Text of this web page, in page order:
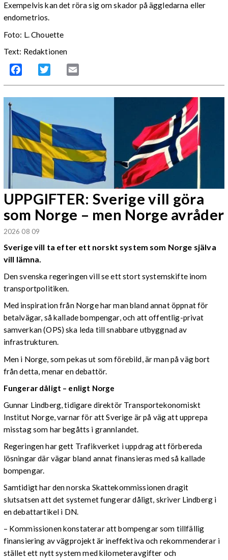
Exempelvis kan det röra sig om skador på äggledarna eller
endometrios.
Foto: L. Chouette
Text: Redaktionen
Facebook Twitter
UPPGIFTER: Sverige vill göra
som Norge – men Norge avråder
2026 08 09
Sverige vill ta efter ett norskt system som Norge själva
vill lämna.
Den svenska regeringen vill se ett stort systemskifte inom
transportpolitiken.
Med inspiration från Norge har man bland annat öppnat för
betalvägar, så kallade bompengar, och att offentlig-privat
samverkan (OPS) ska leda till snabbare utbyggnad av
infrastrukturen.
Men i Norge, som pekas ut som förebild, är man på väg bort
från detta, menar en debattör.
Fungerar dåligt – enligt Norge
Gunnar Lindberg, tidigare direktör Transportekonomiskt
Institut Norge, varnar för att Sverige är på väg att upprepa
misstag som har begåtts i grannlandet.
Regeringen har gett Trafikverket i uppdrag att förbereda
lösningar där vägar bland annat finansieras med så kallade
bompengar.
Samtidigt har den norska Skattekommissionen dragit
slutsatsen att det systemet fungerar dåligt, skriver Lindberg i
en debattartikel i DN.
– Kommissionen konstaterar att bompengar som tillfällig
finansiering av vägprojekt är ineffektiva och rekommenderar i
stället ett nytt system med kilometeravgifter och